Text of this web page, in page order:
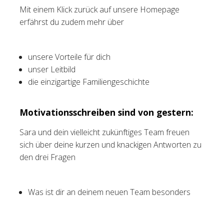
Mit einem Klick zurück auf unsere Homepage
erfährst du zudem mehr über
unsere Vorteile für dich
unser Leitbild
die einzigartige Familiengeschichte
Motivationsschreiben sind von gestern:
Sara und dein vielleicht zukünftiges Team freuen
sich über deine kurzen und knackigen Antworten zu
den drei Fragen
Was ist dir an deinem neuen Team besonders